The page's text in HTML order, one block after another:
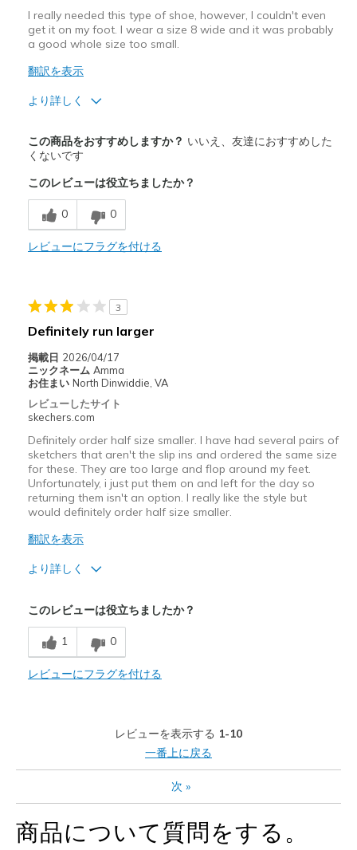
I really needed this type of shoe, however, I couldn't even
get it on my foot. I wear a size 8 wide and it was probably
a good whole size too small.
翻訳を表示
より詳しく
Casual Wear
Sizing Feels half size too big
この商品をおすすめしますか？ いいえ、友達におすすめした
くないです
このレビューは役立ちましたか？
0 0
レビューにフラグを付ける
3
Definitely run larger
掲載日 2026/04/17
ニックネーム Amma
お住まい North Dinwiddie, VA
レビューしたサイト
skechers.com
Definitely order half size smaller. I have had several pairs of
sketchers that aren't the slip ins and ordered the same size
for these. They are too large and flop around my feet.
Unfortunately, i just put them on and left for the day so
returning them isn't an option. I really like the style but
would definitely order half size smaller.
翻訳を表示
より詳しく
Breathe Well
Width
Feels true to width
Feels half size too big
このレビューは役立ちましたか？
1 0
レビューにフラグを付ける
レビューを表示する 1-10
一番上に戻る
次 »
商品について質問をする。